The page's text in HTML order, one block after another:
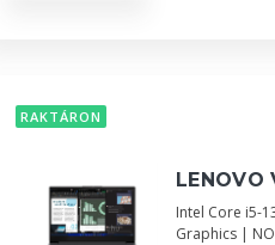
RAKTÁRON
LENOVO
Intel Core i5-
Graphics |